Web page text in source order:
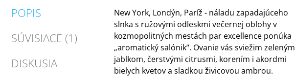
POPIS
SÚVISIACE (1)
DISKUSIA
New York, Londýn, Paríž - náladu zapadajúceho
slnka s ružovými odleskmi večernej oblohy v
kozmopolitných mestách par excellence ponúka
„aromatický salónik“. Ovanie vás sviežim zeleným
jablkom, čerstvými citrusmi, korením i akordmi
bielych kvetov a sladkou živicovou ambrou.